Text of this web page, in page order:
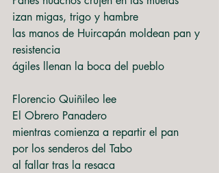
izan migas, trigo y hambre
las manos de Huircapán moldean pan y
resistencia
ágiles llenan la boca del pueblo
Florencio Quiñileo lee
El Obrero Panadero
mientras comienza a repartir el pan
por los senderos del Tabo
al fallar tras la resaca